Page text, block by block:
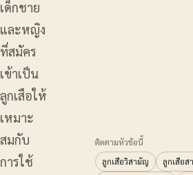
เด็กชาย
และหญิง
ที่สมัคร
เข้าเป็น
ลูกเสือให้
เหมาะ
สมกับ
การใช้
ติดตามหัวข้อนี้
ลูกเสือวิสามัญ
ลูกเสือส